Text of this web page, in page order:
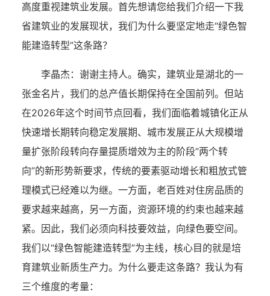
高度重视建筑业发展。首先想请您给我们介绍一下我
省建筑业的发展现状，我们为什么要坚定地走“绿色智
能建造转型”这条路？
李晶杰： 谢谢主持人。确实，建筑业是湖北的一
张金名片，我们的总产值长期保持在全国前列。但站
在2026年这个时间节点回看，我们面临着城镇化正从
快速增长期转向稳定发展期、城市发展正从大规模增
量扩张阶段转向存量提质增效为主的阶段“两个转
向”的新形势新要求，传统的要素驱动增长和粗放式管
理模式已经难以为继。一方面，老百姓对住房品质的
要求越来越高，另一方面，资源环境的约束也越来越
紧。因此，我们必须向科技要效益，向绿色要空间。
我们以“绿色智能建造转型”为主线，核心目的就是培
育建筑业新质生产力。为什么要走这条路？我认为有
三个维度的考量：